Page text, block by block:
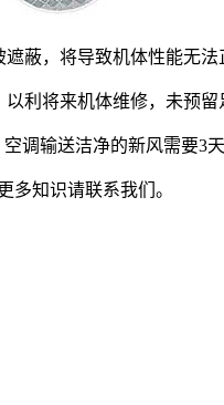
，将导致机体性能无法
将来机体维修，未预留
输送洁净的新风需要3
多知识请联系我们。